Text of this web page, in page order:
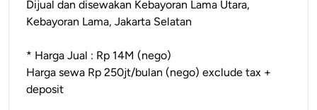
Dijual dan disewakan Kebayoran Lama Utara,
Kebayoran Lama, Jakarta Selatan
* Harga Jual : Rp 14M (nego)
Harga sewa Rp 250jt/bulan (nego) exclude tax +
deposit